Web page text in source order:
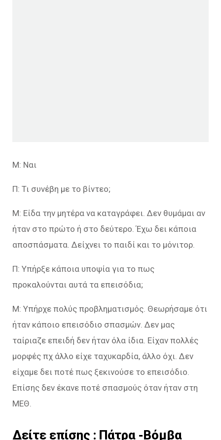
Μ: Ναι
Π: Τι συνέβη με το βίντεο;
Μ: Είδα την μητέρα να καταγράφει. Δεν θυμάμαι αν
ήταν στο πρώτο ή στο δεύτερο. Έχω δει κάποια
αποσπάσματα. Δείχνει το παιδί και το μόνιτορ.
Π: Υπήρξε κάποια υποψία για το πως
προκαλούνται αυτά τα επεισόδια;
Μ: Υπήρχε πολύς προβληματισμός. Θεωρήσαμε ότι
ήταν κάποιο επεισόδιο σπασμών. Δεν μας
ταίριαζε επειδή δεν ήταν όλα ίδια. Είχαν πολλές
μορφές πχ άλλο είχε ταχυκαρδία, άλλο όχι. Δεν
είχαμε δει ποτέ πως ξεκινούσε το επεισόδιο.
Επίσης δεν έκανε ποτέ σπασμούς όταν ήταν στη
ΜΕΘ.
Δείτε επίσης : Πάτρα -Βόμβα